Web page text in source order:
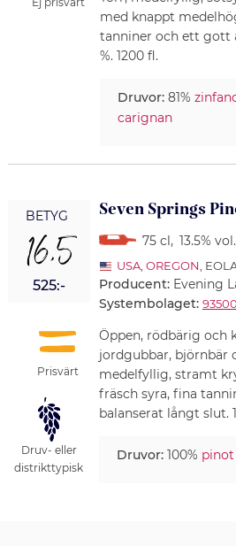
med knappt
tanniner och ett gott
%. 1200 fl.
Druvor:81%
carignan
BETYG
16,5
525:-
Prisvärt
Druv- eller
distrikttypisk
Seven Springs
75 cl, 13.5% vol.
USA, OREGON ,
Producent: Evening
Systembolaget: 93500
Öppen, rödbärig och
jordgubbar, björnbär
medelfyllig, stramt
fräsch syra, fina
balanserat långt slut.
Druvor:100%